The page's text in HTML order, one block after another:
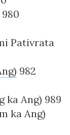
Pativrata
982
ka Ang) 989
ka Ang)